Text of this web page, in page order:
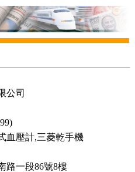
公司
血壓計,三菱乾手機
路一段86號8樓